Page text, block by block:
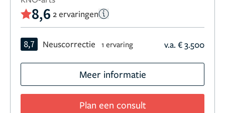
8,6 2 ervaringen
8,7 Neuscorrectie 1 ervaring v.a. € 3.500
Meer informatie
Plan een consult